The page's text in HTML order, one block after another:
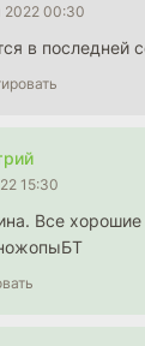
2022 00:30
в последней
15:30
Все